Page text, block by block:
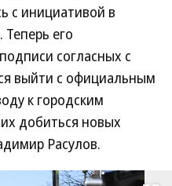
с инициативой в
его
согласных с
выйти с официальным
к городским
добиться новых
Расулов.